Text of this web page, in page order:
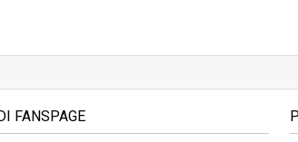
FANSPAGE